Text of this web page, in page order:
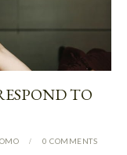
TO
0 COMMENTS